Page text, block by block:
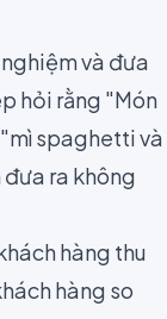
và đưa
hỏi rằng "Món
spaghetti và
ra không
hàng thu
hàng so